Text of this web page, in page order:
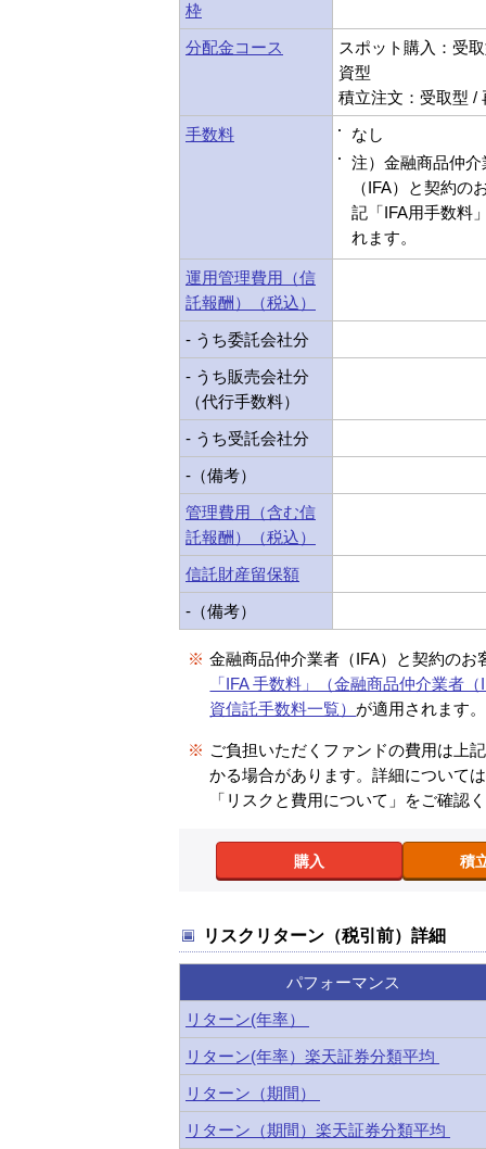
枠
分配金コース
スポット購入：受
資型
積立注文：受取型 /
手数料
なし
注）金融商品仲介
（IFA）と契約の
記「IFA用手数料
れます。
運用管理費用（信
託報酬）（税込）
- うち委託会社分
- うち販売会社分
（代行手数料）
- うち受託会社分
-（備考）
管理費用（含む信
託報酬）（税込）
信託財産留保額
-（備考）
※ 金融商品仲介業者（IFA）と契約のお
「IFA 手数料」（金融商品仲介業者
資信託手数料一覧） が適用されます。
※ ご負担いただくファンドの費用は上
かる場合があります。詳細について
「リスクと費用について」をご確認
購入 積
リスクリターン（税引前）詳細
パフォーマンス
リターン(年率）
リターン(年率）楽天証券分類平均
リターン（期間）
リターン（期間）楽天証券分類平均